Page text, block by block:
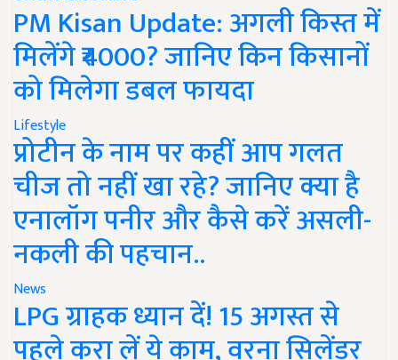
PM Kisan Update: अगली किस्त में
मिलेंगे ₹4000? जानिए किन किसानों
को मिलेगा डबल फायदा
Lifestyle
प्रोटीन के नाम पर कहीं आप गलत
चीज तो नहीं खा रहे? जानिए क्या है
एनालॉग पनीर और कैसे करें असली-
नकली की पहचान..
News
LPG ग्राहक ध्यान दें! 15 अगस्त से
पहले करा लें ये काम, वरना सिलेंडर